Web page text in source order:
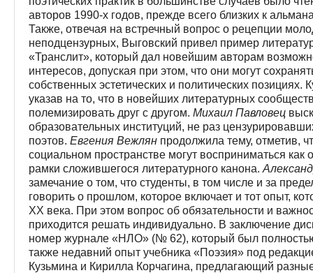
авторов 1990-х годов, прежде всего близких к
Также, отвечая на встречный вопрос о рецепции
неподцензурных, Выговский привел пример
«Транслит», который дал новейшим авторам
интересов, допуская при этом, что они могут
собственных эстетических и политических
указав на то, что в новейших литературных
полемизировать друг с другом. Михаил Павловец
образовательных институций, не раз
поэтов. Евгения Вежлян продолжила тему, отметив,
социальном пространстве могут восприниматься
рамки сложившегося литературного канона.
замечание о том, что студенты, в том числе и за
говорить о прошлом, которое включает и тот опыт,
XX века. При этом вопрос об обязательности и
приходится решать индивидуально. В заключение
номер журнале «НЛО» (№ 62), который был
также недавний опыт учебника «Поэзия» под
Кузьмина и Кирилла Корчагина, предлагающий